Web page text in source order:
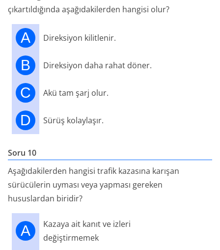
çıkartıldığında aşağıdakilerden hangisi olur?
A Direksiyon kilitlenir.
B Direksiyon daha rahat döner.
C Akü tam şarj olur.
D Sürüş kolaylaşır.
Soru 10
Aşağıdakilerden hangisi trafik kazasına karışan
sürücülerin uyması veya yapması gereken
hususlardan biridir?
A
Kazaya ait kanıt ve izleri
değiştirmemek